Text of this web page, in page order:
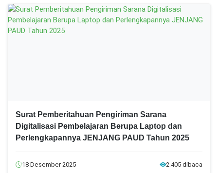
Surat Pemberitahuan Pengiriman Sarana
Digitalisasi Pembelajaran Berupa Laptop dan
Perlengkapannya JENJANG PAUD Tahun 2025
18 Desember 2025 2.405 dibaca